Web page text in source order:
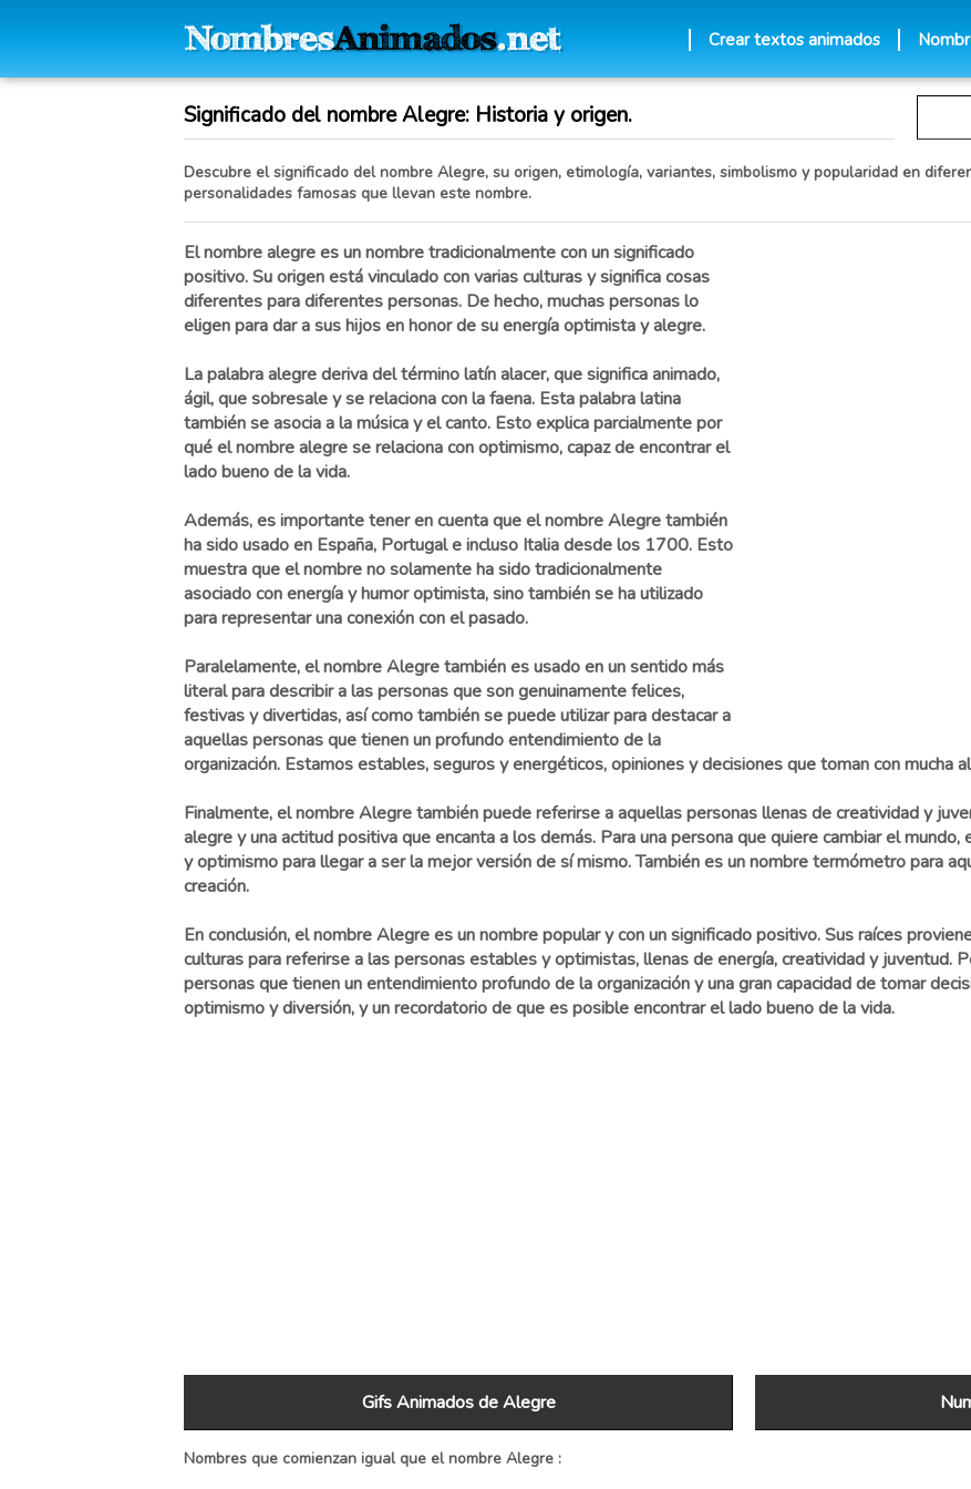
Crear textos animados
Significado del nombre Alegre: Historia y origen.
Descubre el significado del nombre Alegre, su origen, etimología, variantes, simbolismo y popularidad en
personalidades famosas que llevan este nombre.
El nombre alegre es un nombre tradicionalmente con un significado
positivo. Su origen está vinculado con varias culturas y significa cosas
diferentes para diferentes personas. De hecho, muchas personas lo
eligen para dar a sus hijos en honor de su energía optimista y alegre.
La palabra alegre deriva del término latín alacer, que significa animado,
ágil, que sobresale y se relaciona con la faena. Esta palabra latina
también se asocia a la música y el canto. Esto explica parcialmente por
qué el nombre alegre se relaciona con optimismo, capaz de encontrar el
lado bueno de la vida.
Además, es importante tener en cuenta que el nombre Alegre también
ha sido usado en España, Portugal e incluso Italia desde los 1700. Esto
muestra que el nombre no solamente ha sido tradicionalmente
asociado con energía y humor optimista, sino también se ha utilizado
para representar una conexión con el pasado.
Paralelamente, el nombre Alegre también es usado en un sentido más
literal para describir a las personas que son genuinamente felices,
festivas y divertidas, así como también se puede utilizar para destacar a
aquellas personas que tienen un profundo entendimiento de la
organización. Estamos estables, seguros y energéticos, opiniones y decisiones que toman con mucha
Finalmente, el nombre Alegre también puede referirse a aquellas personas llenas de creatividad y
alegre y una actitud positiva que encanta a los demás. Para una persona que quiere cambiar el
y optimismo para llegar a ser la mejor versión de sí mismo. También es un nombre termómetro para
creación.
En conclusión, el nombre Alegre es un nombre popular y con un significado positivo. Sus raíces
culturas para referirse a las personas estables y optimistas, llenas de energía, creatividad y juventud.
personas que tienen un entendimiento profundo de la organización y una gran capacidad de tomar
optimismo y diversión, y un recordatorio de que es posible encontrar el lado bueno de la vida.
Gifs Animados de Alegre
Nombres que comienzan igual que el nombre Alegre :